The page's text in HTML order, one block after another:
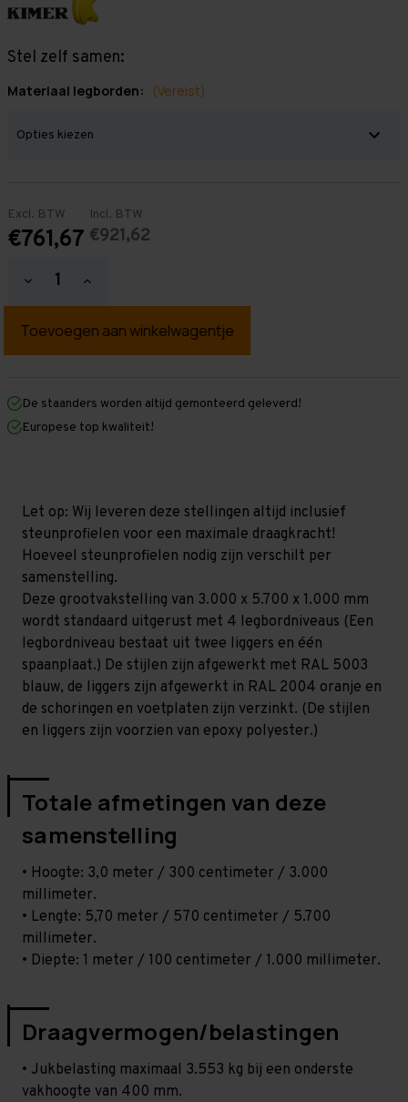
Stel zelf samen:
Materiaal legborden: (Vereist)
Excl. BTW
€761,67
Incl. BTW
€921,62
Hoeveelheid
verlagen
Grootvakstelling
mm
mm
x
1.200
niveaus
Hoeveelheid
verhogen
Grootvakstelling
mm
mm
1.200
niveaus
De staanders worden altijd gemonteerd geleverd!
Europese top kwaliteit!
Let op: Wij leveren deze stellingen altijd inclusief
steunprofielen voor een maximale draagkracht!
Hoeveel steunprofielen nodig zijn verschilt per
samenstelling.
Deze grootvakstelling van 3.000 x 5.700 x 1.000 mm
wordt standaard uitgerust met 4 legbordniveaus (Een
legbordniveau bestaat uit twee liggers en één
spaanplaat.) De stijlen zijn afgewerkt met RAL 5003
blauw, de liggers zijn afgewerkt in RAL 2004 oranje en
de schoringen en voetplaten zijn verzinkt. (De stijlen
en liggers zijn voorzien van epoxy polyester.)
Totale afmetingen van deze
samenstelling
• Hoogte: 3,0 meter / 300 centimeter / 3.000
millimeter.
• Lengte: 5,70 meter / 570 centimeter / 5.700
millimeter.
• Diepte: 1 meter / 100 centimeter / 1.000 millimeter.
Draagvermogen/belastingen
• Jukbelasting maximaal 3.553 kg bij een onderste
vakhoogte van 400 mm.